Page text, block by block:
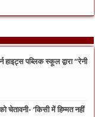
पब्लिक स्कूल द्वारा “रेनी
चेतावनी- ‘किसी में हिम्मत नहीं